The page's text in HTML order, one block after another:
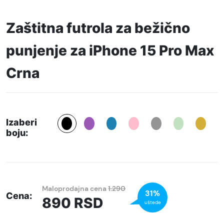
Zaštitna futrola za bežično
punjenje za iPhone 15 Pro Max
Crna
Izaberi
boju:
Cena:
Maloprodajna cena1.290
890 RSD
31%
uštede